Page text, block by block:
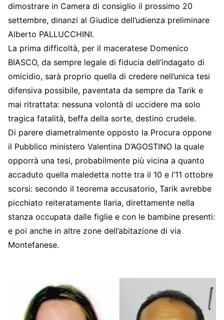
dimostrare in Camera di consiglio il prossimo 20
settembre, dinanzi al Giudice dell’udienza preliminare
Alberto PALLUCCHINI.
La prima difficoltà, per il maceratese Domenico
BIASCO, da sempre legale di fiducia dell’indagato di
omicidio, sarà proprio quella di credere nell’unica tesi
difensiva possibile, paventata da sempre da Tarik e
mai ritrattata: nessuna volontà di uccidere ma solo
tragica fatalità, beffa della sorte, destino crudele.
Di parere diametralmente opposto la Procura oppone
il Pubblico ministero Valentina D’AGOSTINO la quale
opporrà una tesi, probabilmente più vicina a quanto
accaduto quella maledetta notte tra il 10 e l’11 ottobre
scorsi: secondo il teorema accusatorio, Tarik avrebbe
picchiato reiteratamente Ilaria, direttamente nella
stanza occupata dalle figlie e con le bambine presenti:
e poi anche in altre zone dell’abitazione di via
Montefanese.